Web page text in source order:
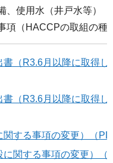
、使用水（井戸水等）
項（HACCPの取組の種
書（R3.6月以降に取得
書（R3.6月以降に取得
関する事項の変更）（
に関する事項の変更）（